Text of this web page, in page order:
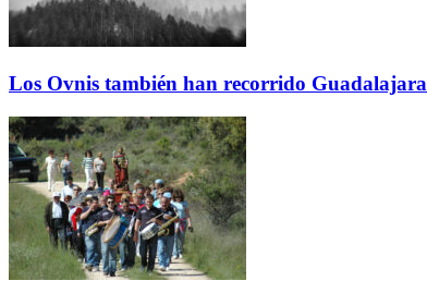
Los Ovnis también han recorrido Guadalajara